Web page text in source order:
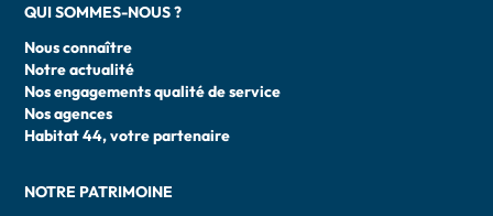
QUI SOMMES-NOUS ?
Nous connaître
Notre actualité
Nos engagements qualité de service
Nos agences
Habitat 44, votre partenaire
NOTRE PATRIMOINE